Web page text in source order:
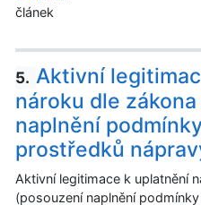
článek
5. Aktivní
nároku dle
naplnění
prostředků
Aktivní legitimace k uplatnění
(posouzení naplnění